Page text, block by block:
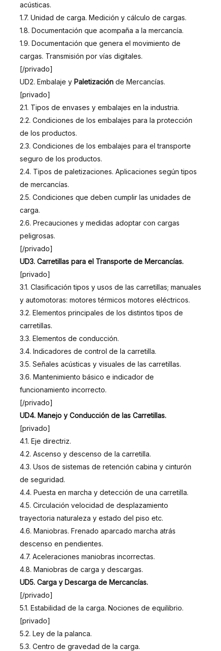
acústicas.
1.7. Unidad de carga. Medición y cálculo de cargas.
1.8. Documentación que acompaña a la mercancía.
1.9. Documentación que genera el movimiento de
cargas. Transmisión por vías digitales.
[/privado]
UD2. Embalaje y Paletización de Mercancías.
[privado]
2.1. Tipos de envases y embalajes en la industria.
2.2. Condiciones de los embalajes para la protección
de los productos.
2.3. Condiciones de los embalajes para el transporte
seguro de los productos.
2.4. Tipos de paletizaciones. Aplicaciones según tipos
de mercancías.
2.5. Condiciones que deben cumplir las unidades de
carga.
2.6. Precauciones y medidas adoptar con cargas
peligrosas.
[/privado]
UD3. Carretillas para el Transporte de Mercancías.
[privado]
3.1. Clasificación tipos y usos de las carretillas; manuales
y automotoras: motores térmicos motores eléctricos.
3.2. Elementos principales de los distintos tipos de
carretillas.
3.3. Elementos de conducción.
3.4. Indicadores de control de la carretilla.
3.5. Señales acústicas y visuales de las carretillas.
3.6. Mantenimiento básico e indicador de
funcionamiento incorrecto.
[/privado]
UD4. Manejo y Conducción de las Carretillas.
[privado]
4.1. Eje directriz.
4.2. Ascenso y descenso de la carretilla.
4.3. Usos de sistemas de retención cabina y cinturón
de seguridad.
4.4. Puesta en marcha y detección de una carretilla.
4.5. Circulación velocidad de desplazamiento
trayectoria naturaleza y estado del piso etc.
4.6. Maniobras. Frenado aparcado marcha atrás
descenso en pendientes.
4.7. Aceleraciones maniobras incorrectas.
4.8. Maniobras de carga y descargas.
UD5. Carga y Descarga de Mercancías.
[/privado]
5.1. Estabilidad de la carga. Nociones de equilibrio.
[privado]
5.2. Ley de la palanca.
5.3. Centro de gravedad de la carga.